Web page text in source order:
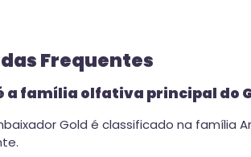
Frequentes
a família olfativa principal do
Gold é classificado na